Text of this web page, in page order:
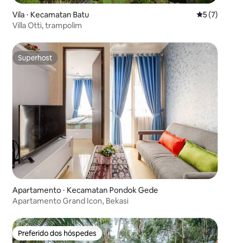
Vila ⋅ Kecamatan Batu 5 de
5 (7)
Villa Otti, trampolim
Superhost
Superhost
Apartamento ⋅ Kecamatan Pondok Gede
Apartamento Grand Icon, Bekasi
Preferido dos hóspedes
Preferido dos hóspedes